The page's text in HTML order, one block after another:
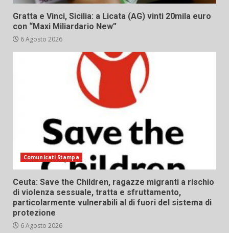
Gratta e Vinci, Sicilia: a Licata (AG) vinti 20mila euro
con “Maxi Miliardario New”
6 Agosto 2026
Comunicati Stampa
Ceuta: Save the Children, ragazze migranti a rischio
di violenza sessuale, tratta e sfruttamento,
particolarmente vulnerabili al di fuori del sistema di
protezione
6 Agosto 2026